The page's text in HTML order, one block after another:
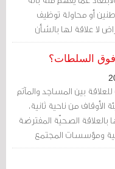
أو محاولة توظيف
لا علاقة لها بالشأن
عن أغراض طائفية
السلطات؟
بين المساجد والمآتم
الأوقاف من ناحية ثانية،
الصحيّة المفترضة
ومؤسسات المجتمع
أن تُدخل هيئة الأوقاف أنفها